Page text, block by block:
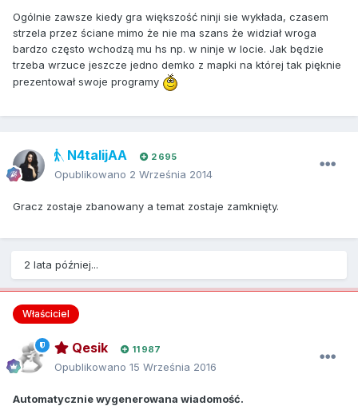
Ogólnie zawsze kiedy gra większość ninji sie wykłada, czasem
strzela przez ściane mimo że nie ma szans że widział wroga
bardzo często wchodzą mu hs np. w ninje w locie. Jak będzie
trzeba wrzuce jeszcze jedno demko z mapki na której tak pięknie
prezentował swoje programy
N4talijAA 2 695
Opublikowano 2 Września 2014
Gracz zostaje zbanowany a temat zostaje zamknięty.
2 lata później...
Właściciel
Qesik 11 987
Opublikowano 15 Września 2016
Automatycznie wygenerowana wiadomość.